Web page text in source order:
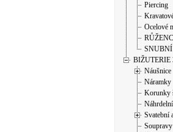
Piercing
Ocelové
SNUBNÍ
BIŽUTERIE
Náušnice
Náramky
Korunky
Svatební